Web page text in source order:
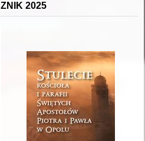
2025